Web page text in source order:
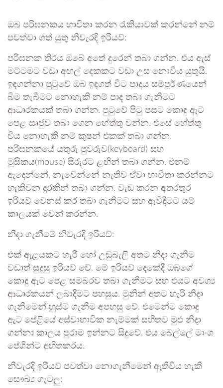
ඔබ පරිඝනකය භාවිතා කරන රැකියාවක් කරන්නේ නම්
පවත්වා ගත් යුතු නිවැරදි ඉරියව්:
පරිඝනක තිරය ඔබේ අතේ දුරෙන් තබා ගන්න. එය ඇස්
මට්ටමට වඩා අඟල් දෙකකට වඩා උස නොවිය යුතුයි.
ඉඳගන්නා පුටුවේ ඔබ ඉඳගත් විට පාදය සම්පූර්ණයෙන්
බිම තැබීමට නොහැකි නම් පාද තබා ගැනීමට
ආධාරකයක් තබා ගන්න. පුටුවේ පිටු පසට කොඳු ඇට
පෙළ සෘජුව තබා ගෙන හේත්තු වන්න. එසේ හේත්තු
විය නොහැකි නම් කුෂන් එකක් තබා ගන්න.
පරිඝනකයේ යතුරු පුවරුව(keyboard) සහ
මූසිකය(mouse) සිරුරට ළඟින් තබා ගන්න. එනම්
ඇදෙන්නේ, නැවෙන්නේ නැතිව ඒවා භාවිතා කරන්නට
හැකිවන දුරකින් තබා ගන්න. වැඩ කරන අතරතුර
ඉරියව් වෙනස් කර තබා ගැනීමට සහ ඇවිදීමට යම්
කාලයක් වෙන් කරන්න.
නිදා ගැනීමේ නිවැරදි ඉරියව්:
එක් ඇළයකට හැරී හෝ උඩුබැලි අතට නිදා ගැනීම
වඩාත් සුදුසු ඉරියව් වේ. මේ ඉරියව් දෙකේදී ඔබගේ
කොඳු ඇට පෙළ සමබරව තබා ගැනීමට සහ එයට අවශ්‍ය
ආධාරකයන් ලබාදීමට පහසුය. මුනින් අතට හැරී නිදා
ගැනීමෙන් හුස්ම ගැනීම අපහසු වේ. එමෙන්ම කොඳු
ඇට පේළියේ අස්වාභාවික නැම්මක් සහිතව මුළු නිදා
ගන්නා කාලය පුරාම ඉන්නට සිදුවේ. එය බෙල්ලේ මාංශ
පේශීන්ට අහිතකරය.
නිවැරදි ඉරියව් පවත්වා නොගැනීමෙන් ඇතිවිය හැකි
සෞඛ්‍ය ගැටලු: